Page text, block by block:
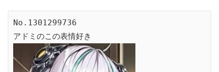
No.1301299736
アドミのこの表情好き